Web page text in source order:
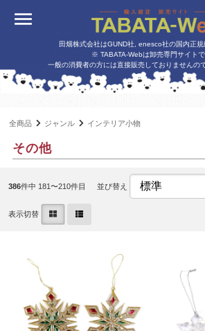
田畑株式会社はGUND社, enesco社の国内正規
※ TABATA-Webは卸売専門サイトで
一般の消費者の方には直接販売しておりませんの
全商品 ジャンル インテリア小物
その他
386件中 181〜210件目 並び替え
表示切替